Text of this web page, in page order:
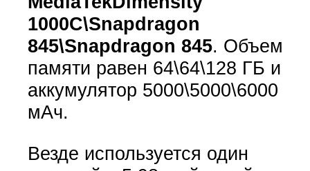
1000C\Snapdragon
845\Snapdragon 845. Объем
памяти равен 64\64\128 ГБ и
аккумулятор 5000\5000\6000
мАч.
Везде используется один